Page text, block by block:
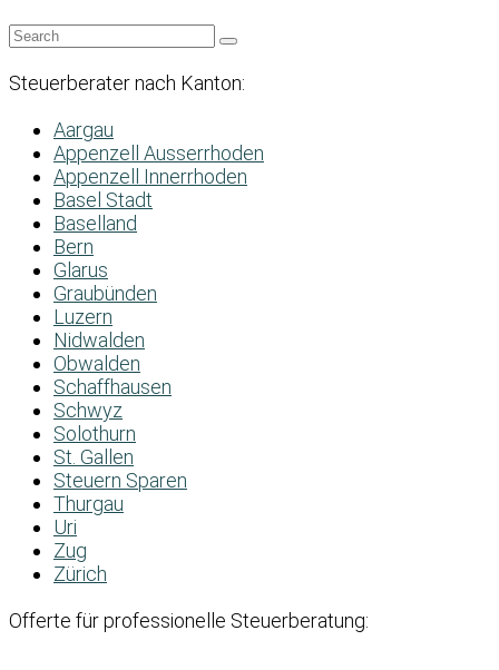
Steuerberater nach Kanton:
Aargau
Appenzell Ausserrhoden
Appenzell Innerrhoden
Basel Stadt
Baselland
Bern
Glarus
Graubünden
Luzern
Nidwalden
Obwalden
Schaffhausen
Schwyz
Solothurn
St. Gallen
Steuern Sparen
Thurgau
Uri
Zug
Zürich
Offerte für professionelle Steuerberatung: